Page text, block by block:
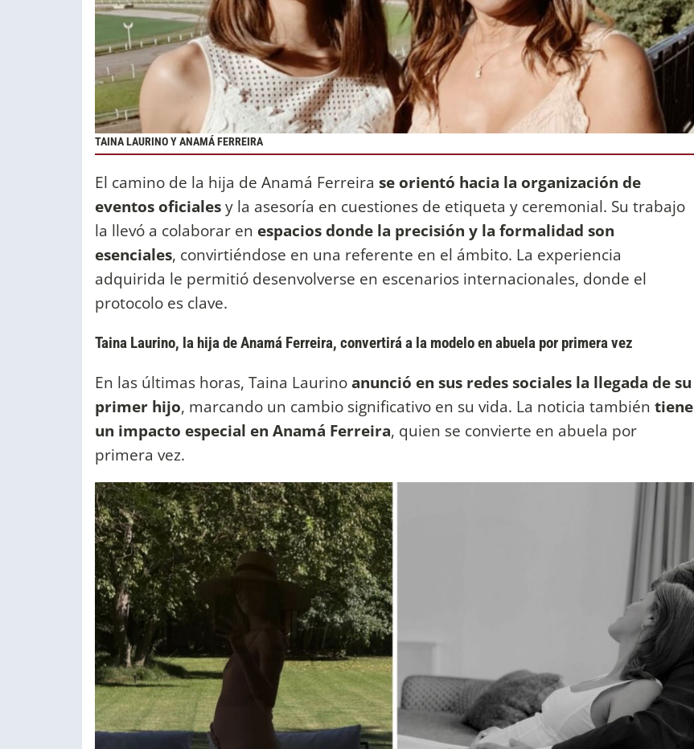
TAINA LAURINO Y ANAMÁ FERREIRA
El camino de la hija de Anamá Ferreira se orientó hacia la organización de
eventos oficialesy la asesoría en cuestiones de etiqueta y ceremonial. Su trabajo
la llevó a colaborar en espacios donde la precisión y la formalidad son
esenciales, convirtiéndose en una referente en el ámbito. La experiencia
adquirida le permitió desenvolverse en escenarios internacionales, donde el
protocolo es clave.
Taina Laurino, la hija de Anamá Ferreira, convertirá a la modelo en abuela por primera vez
En las últimas horas, Taina Laurinoanunció en sus redes sociales la llegada de su
primer hijo, marcando un cambio significativo en su vida. La noticia también tiene
un impacto especial en Anamá Ferreira, quien se convierte en abuela por
primera vez.